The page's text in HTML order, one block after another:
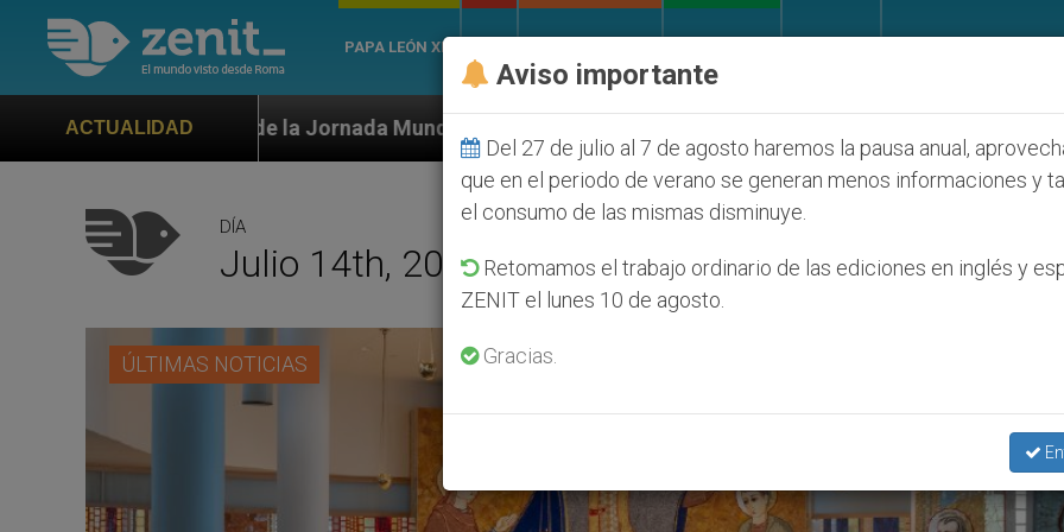
PAPA LEÓN XIV
ACTUALIDAD
de la Jornada Mundial de la Juventud Seúl 2027 ONU se pronuncia ante caso de obispo
DÍA
Julio 14th, 2024
ÚLTIMAS NOTICIAS
Aviso importante
Del 27 de julio al 7 de agosto haremos la pausa anual,
que en el periodo de verano se generan menos informaciones y
el consumo de las mismas disminuye.
Retomamos el trabajo ordinario de las ediciones en inglés y
ZENIT el lunes 10 de agosto.
Gracias.